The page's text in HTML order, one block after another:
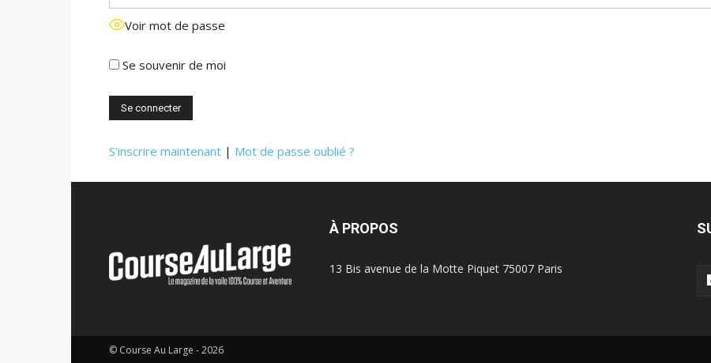
Voir mot de passe
Se souvenir de moi
S’inscrire maintenant | Mot de passe oublié ?
À PROPOS
13 Bis avenue de la Motte Piquet 75007 Paris
© Course Au Large - 2026